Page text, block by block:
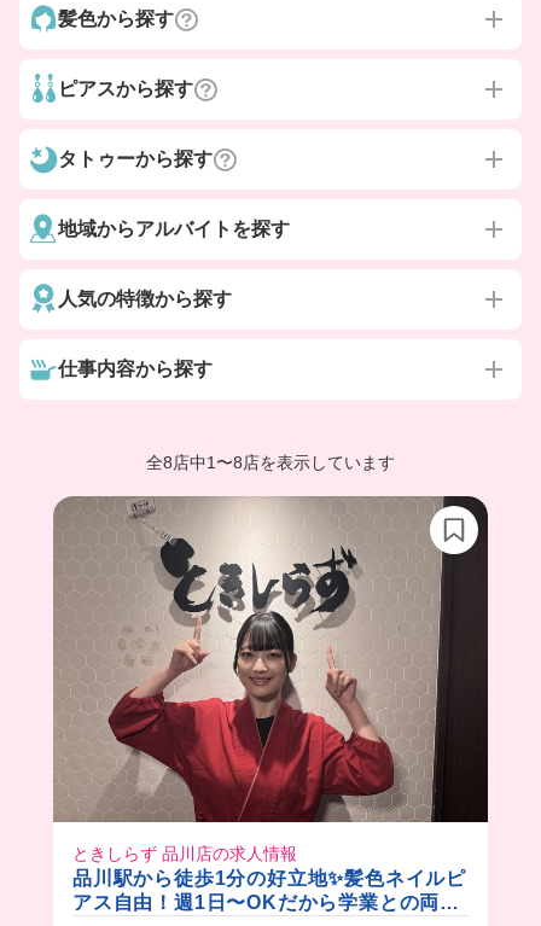
髪色から探す
ピアスから探す
タトゥーから探す
地域からアルバイトを探す
人気の特徴から探す
仕事内容から探す
全8店中1 〜8店を表示しています
ときしらず 品川店の求人情報
品川駅から徒歩1分の好立地✨髪色ネイルピ
アス自由！週1日〜OKだから学業との両立